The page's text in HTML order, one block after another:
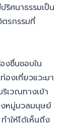
ศนาธรรมเป็น
รกรรมที่
งชื่นชอบใน
งเที่ยวแวะมา
เวณทางเข้า
งหมู่มวลมนุษย์
ให้ได้เห็นถึง